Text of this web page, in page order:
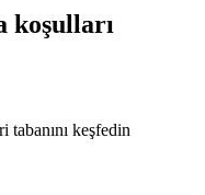
koşulları
tabanını keşfedin